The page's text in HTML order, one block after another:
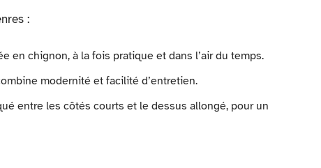
:
en chignon, à la fois pratique et dans l’air du temps.
modernité et facilité d’entretien.
entre les côtés courts et le dessus allongé, pour un